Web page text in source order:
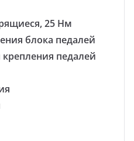
25 Нм
блока педалей
педалей